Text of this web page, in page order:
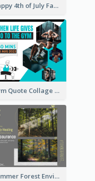
Happy 4th of July Facebook Post
Gym Quote Collage Facebook Post
Summer Forest Environment Facebook Post